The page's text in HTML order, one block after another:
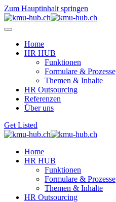
Zum Hauptinhalt springen
Home
HR HUB
Funktionen
Formulare & Prozesse
Themen & Inhalte
HR Outsourcing
Referenzen
Über uns
Get Listed
Home
HR HUB
Funktionen
Formulare & Prozesse
Themen & Inhalte
HR Outsourcing